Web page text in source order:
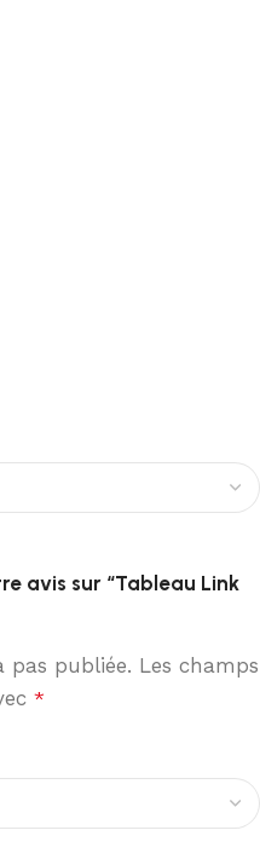
avis sur “Tableau Link
pas publiée. Les champs
*